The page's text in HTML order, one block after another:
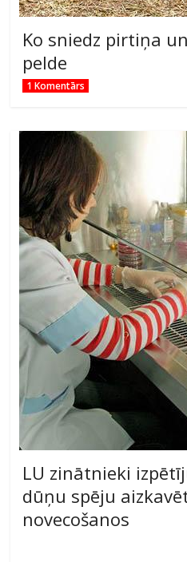
Ko sniedz pirtiņa
pelde
1 Komentārs
LU zinātnieki
dūņu spēju
novecošanos